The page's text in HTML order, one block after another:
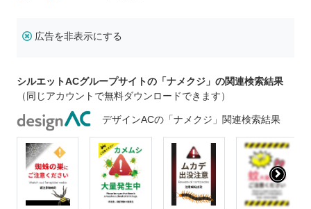
広告を非表示にする
シルエットACグループサイトの「ナメクジ」の関連検索結果
（同じアカウントで無料ダウンロードできます）
デザインACの「ナメクジ」関連検索結果